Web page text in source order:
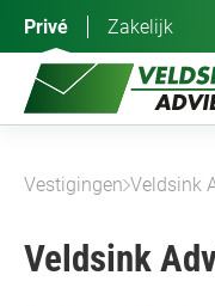
inhoud
Privé Zakelijk
Vestigingen Veldsink
Veldsink